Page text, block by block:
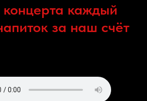
каждый
за наш счёт